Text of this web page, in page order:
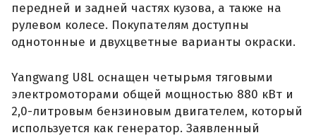
передней и задней частях кузова, а также на
рулевом колесе. Покупателям доступны
однотонные и двухцветные варианты окраски.
Yangwang U8L оснащен четырьмя тяговыми
электромоторами общей мощностью 880 кВт и
2,0-литровым бензиновым двигателем, который
используется как генератор. Заявленный